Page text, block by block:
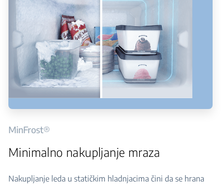
MinFrost®
Minimalno nakupljanje mraza
Nakupljanje leda u statičkim hladnjacima čini da se hrana